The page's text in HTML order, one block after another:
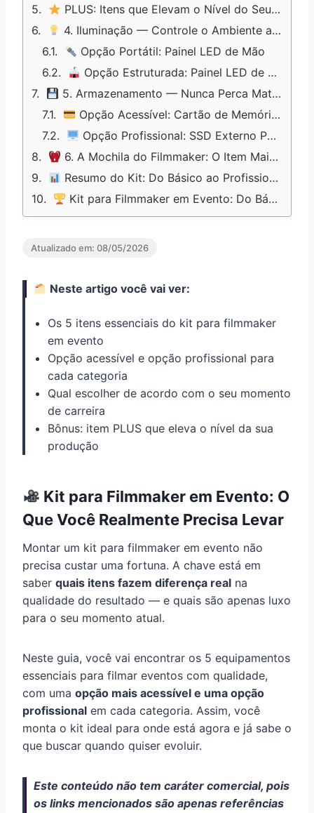
PLUS: Itens que Elevam o Nível do Seu Kit para Filmar Eventos
4. Iluminação — Controle o Ambiente a Seu Favor no Kit para Filmmaker
Opção Portátil: Painel LED de Mão
Opção Estruturada: Painel LED de Chão com Tripé
5. Armazenamento — Nunca Perca Material no Kit para Filmar Eventos
Opção Acessível: Cartão de Memória de Alta Velocidade
Opção Profissional: SSD Externo Portátil
6. A Mochila do Filmmaker: O Item Mais Importante para Proteger Seus Equipamentos
Resumo do Kit: Do Básico ao Profissional
Kit para Filmmaker em Evento: Do Básico ao Profissional, Monte o Seu Agora
Atualizado em: 08/05/2026
Neste artigo você vai ver:
Os 5 itens essenciais do kit para filmmaker
em evento
Opção acessível e opção profissional para
cada categoria
Qual escolher de acordo com o seu momento
de carreira
Bônus: item PLUS que eleva o nível da sua
produção
Kit para Filmmaker em Evento: O
Que Você Realmente Precisa Levar
Montar um kit para filmmaker em evento não
precisa custar uma fortuna. A chave está em
saber quais itens fazem diferença real na
qualidade do resultado — e quais são apenas luxo
para o seu momento atual.
Neste guia, você vai encontrar os 5 equipamentos
essenciais para filmar eventos com qualidade,
com uma opção mais acessível e uma opção
profissional em cada categoria. Assim, você
monta o kit ideal para onde está agora e já sabe o
que buscar quando quiser evoluir.
Este conteúdo não tem caráter comercial, pois
os links mencionados são apenas referências